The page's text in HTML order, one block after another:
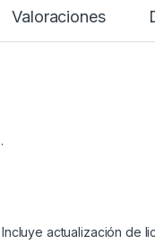
Valoraciones
actualización de